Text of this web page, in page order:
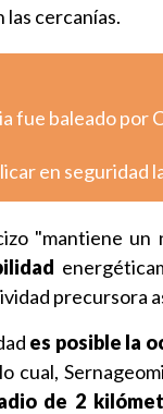
las cercanías.
fue baleado por
en seguridad
"mantiene
precursora
es posible la
cual,
de 2